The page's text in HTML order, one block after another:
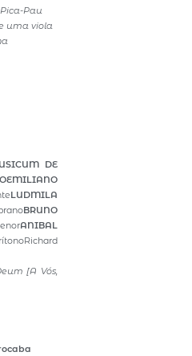
Pau
uma viola
DE
EMILIANO
LUDMILA
BRUNO
ANIBAL
[A Vós,